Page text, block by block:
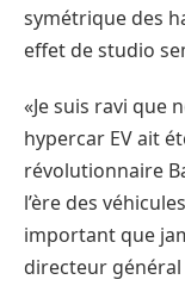
symétrique des
effet de studio
«Je suis ravi que
hypercar EV ait
révolutionnaire
l’ère des
important que
directeur